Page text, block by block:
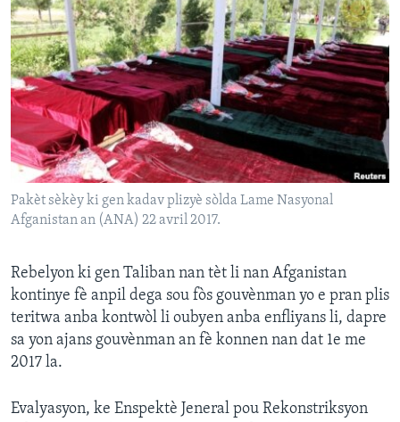
SUIV NOU
Languages
Pakèt sèkèy ki gen kadav plizyè sòlda Lame Nasyonal
Afganistan an (ANA) 22 avril 2017.
Rebelyon ki gen Taliban nan tèt li nan Afganistan
kontinye fè anpil dega sou fòs gouvènman yo e pran plis
teritwa anba kontwòl li oubyen anba enfliyans li, dapre
sa yon ajans gouvènman an fè konnen nan dat 1e me
2017 la.
Evalyasyon, ke Enspektè Jeneral pou Rekonstriksyon